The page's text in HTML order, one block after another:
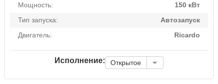
Мощность:
150 кВт
Тип запуска:
Автозапуск
Двигатель:
Ricardo
Исполнение: Открытое